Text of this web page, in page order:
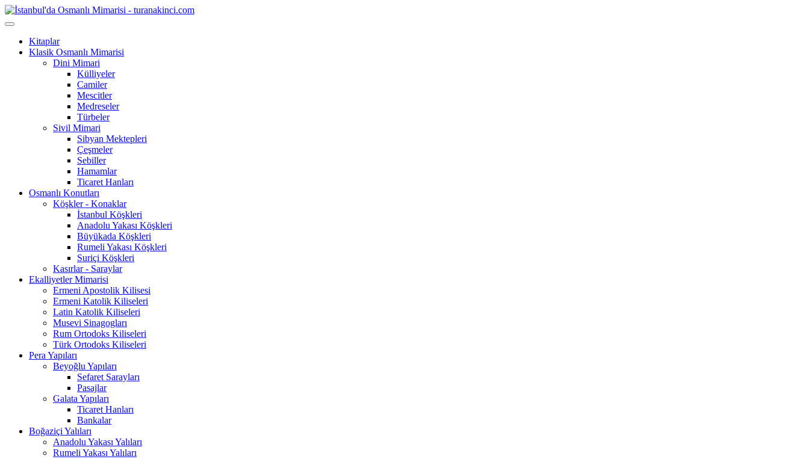
Kitaplar
Klasik Osmanlı Mimarisi
Dini Mimari
Külliyeler
Camiler
Mescitler
Medreseler
Türbeler
Sivil Mimari
Sibyan Mektepleri
Çeşmeler
Sebiller
Hamamlar
Ticaret Hanları
Osmanlı Konutları
Köşkler - Konaklar
İstanbul Köşkleri
Anadolu Yakası Köşkleri
Büyükada Köşkleri
Rumeli Yakası Köşkleri
Suriçi Köşkleri
Kasırlar - Saraylar
Ekalliyetler Mimarisi
Ermeni Apostolik Kilisesi
Ermeni Katolik Kiliseleri
Latin Katolik Kiliseleri
Musevi Sinagogları
Rum Ortodoks Kiliseleri
Türk Ortodoks Kiliseleri
Pera Yapıları
Beyoğlu Yapıları
Sefaret Sarayları
Pasajlar
Galata Yapıları
Ticaret Hanları
Bankalar
Boğaziçi Yalıları
Anadolu Yakası Yalıları
Rumeli Yakası Yalıları